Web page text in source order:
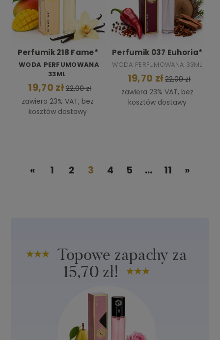
Perfumik 218 Fame*
WODA PERFUMOWANA
33ML
19,70 zł 22,00 zł
zawiera 23% VAT, bez
kosztów dostawy
Perfumik 037 Euhoria*
WODA PERFUMOWANA 33ML
19,70 zł 22,00 zł
zawiera 23% VAT, bez
kosztów dostawy
« 1 2 3 4 5 ... 11 »
Topowe zapachy za
15,70 zł!